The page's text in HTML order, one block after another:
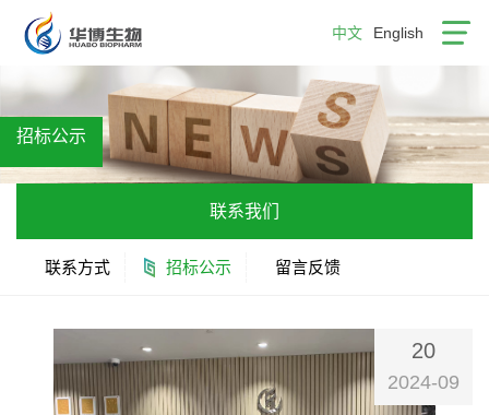
中文 English
招标公示
联系我们
联系方式 招标公示 留言反馈
20
2024-09